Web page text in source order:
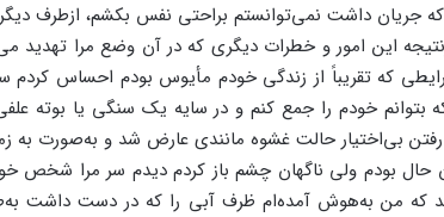
جریان داشت نمى‌‌توانستم براحتى نفس بکشم، ازطرف
این امور و خطرات دیگرى که در آن وضع مرا
که تقریباً از زندگى خودم مأیوس بودم احساس
بتوانم خودم را جمع کنم و در سایه یک سنگى یا بوته
رفتن بى‌‌اختیار حالت غشوه مانندى عارض شد و به‌‌صورت به
حال بودم ولى ناگهان چشم باز کردم دیدم سر مرا شخص
که من به‌‌هوش آمده‌‌ام ظرف آبى را که در دست داشت